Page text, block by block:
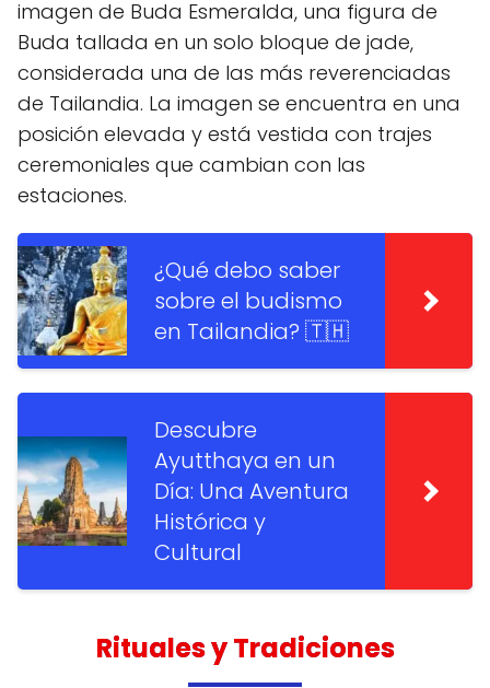
imagen de Buda Esmeralda, una figura de
Buda tallada en un solo bloque de jade,
considerada una de las más reverenciadas
de Tailandia. La imagen se encuentra en una
posición elevada y está vestida con trajes
ceremoniales que cambian con las
estaciones.
¿Qué debo saber
sobre el budismo
en Tailandia? 🇹🇭
Descubre
Ayutthaya en un
Día: Una Aventura
Histórica y
Cultural
Rituales y Tradiciones